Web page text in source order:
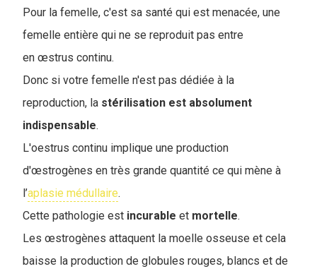
Pour la femelle, c'est sa santé qui est menacée, une
femelle entière qui ne se reproduit pas entre
en œstrus continu.
Donc si votre femelle n'est pas dédiée à la
reproduction, la stérilisation est absolument
indispensable.
L'oestrus continu implique une production
d'œstrogènes en très grande quantité ce qui mène à
l’aplasie médullaire.
Cette pathologie est incurable et mortelle.
Les œstrogènes attaquent la moelle osseuse et cela
baisse la production de globules rouges, blancs et de